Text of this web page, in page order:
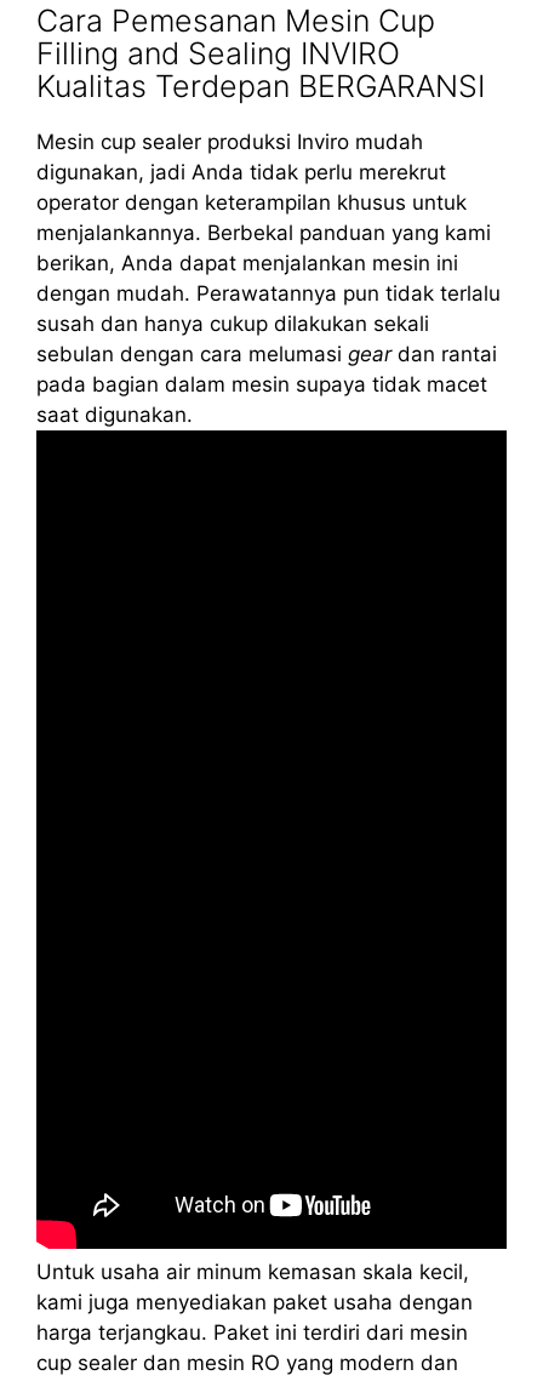
Cara Pemesanan Mesin Cup
Filling and Sealing INVIRO
Kualitas Terdepan BERGARANSI
Mesin cup sealer produksi Inviro mudah
digunakan, jadi Anda tidak perlu merekrut
operator dengan keterampilan khusus untuk
menjalankannya. Berbekal panduan yang kami
berikan, Anda dapat menjalankan mesin ini
dengan mudah. Perawatannya pun tidak terlalu
susah dan hanya cukup dilakukan sekali
sebulan dengan cara melumasi geardan rantai
pada bagian dalam mesin supaya tidak macet
saat digunakan.
Untuk usaha air minum kemasan skala kecil,
kami juga menyediakan paket usaha dengan
harga terjangkau. Paket ini terdiri dari mesin
cup sealer dan mesin RO yang modern dan